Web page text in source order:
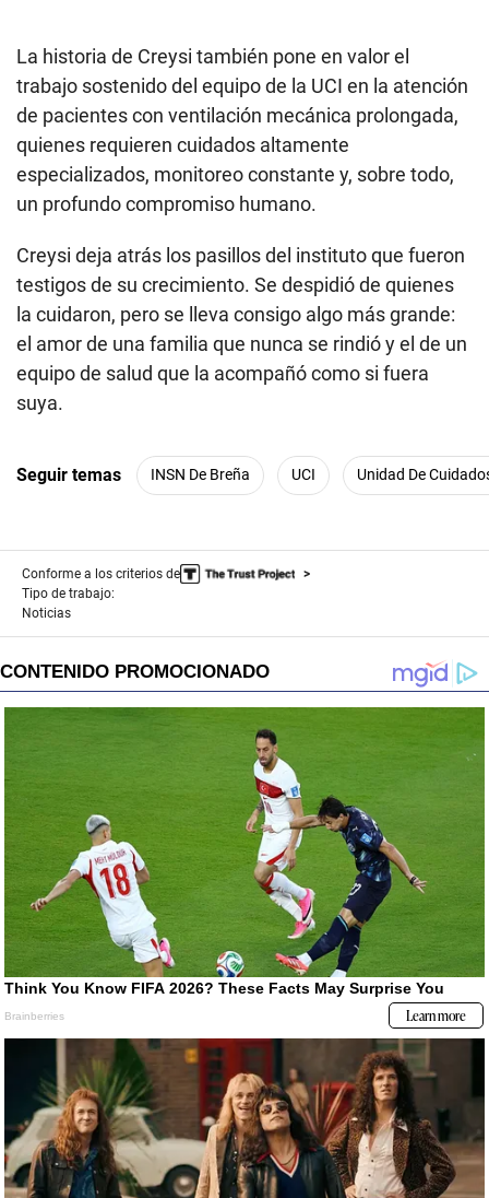
La historia de Creysi también pone en valor el
trabajo sostenido del equipo de la UCI en la atención
de pacientes con ventilación mecánica prolongada,
quienes requieren cuidados altamente
especializados, monitoreo constante y, sobre todo,
un profundo compromiso humano.
Creysi deja atrás los pasillos del instituto que fueron
testigos de su crecimiento. Se despidió de quienes
la cuidaron, pero se lleva consigo algo más grande:
el amor de una familia que nunca se rindió y el de un
equipo de salud que la acompañó como si fuera
suya.
Seguir temas INSN De Breña UCI Unidad De
Conforme a los criterios de
Tipo de trabajo:
Noticias